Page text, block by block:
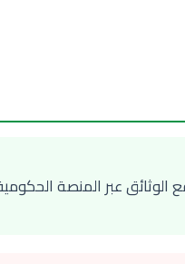
عبر المنصة